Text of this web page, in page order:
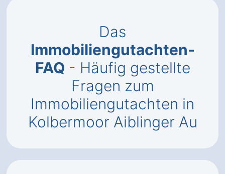
Das
Immobiliengutachten-
FAQ - Häufig gestellte
Fragen zum
Immobiliengutachten in
Kolbermoor Aiblinger Au